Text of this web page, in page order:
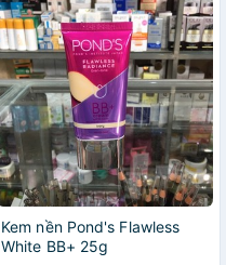
Kem nền Pond's Flawless
White BB+ 25g